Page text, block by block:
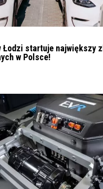
Łodzi startuje największy
w Polsce!